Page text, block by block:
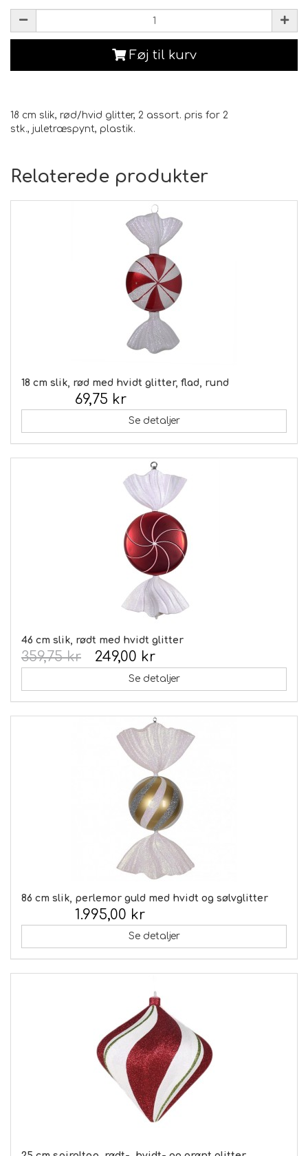
Føj til kurv
18 cm slik, rød/hvid glitter, 2 assort. pris for 2
stk., juletræspynt, plastik.
Relaterede produkter
18 cm slik, rød med hvidt glitter, flad, rund
69,75 kr
Se detaljer
46 cm slik, rødt med hvidt glitter
249,00 kr
359,75 kr
Se detaljer
86 cm slik, perlemor guld med hvidt og sølvglitter
1.995,00 kr
Se detaljer